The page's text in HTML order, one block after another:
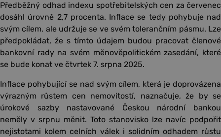
Předběžný odhad indexu spotřebitelských cen za červenec
dosáhl úrovně 2,7 procenta. Inflace se tedy pohybuje nad
svým cílem, ale udržuje se ve svém tolerančním pásmu. Lze
předpokládat, že s tímto údajem budou pracovat členové
bankovní rady na svém měnověpolitickém zasedání, které
se bude konat ve čtvrtek 7. srpna 2025.
Inflace pohybující se nad svým cílem, která je doprovázena
výrazným růstem cen nemovitostí, naznačuje, že by se
úrokové sazby nastavované Českou národní bankou
neměly v srpnu měnit. Toto stanovisko lze navíc podpořit
nejistotami kolem celních válek i solidním odhadem růstu